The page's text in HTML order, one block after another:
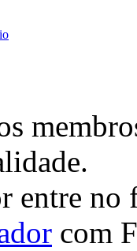
entre
com